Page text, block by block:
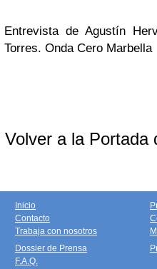
Entrevista de Agustín
Torres. Onda Cero Marbella
Volver a la Portada
Inicio
Contacto
Trabaja con nosotros
Dossier de Prensa
F.A.Q.